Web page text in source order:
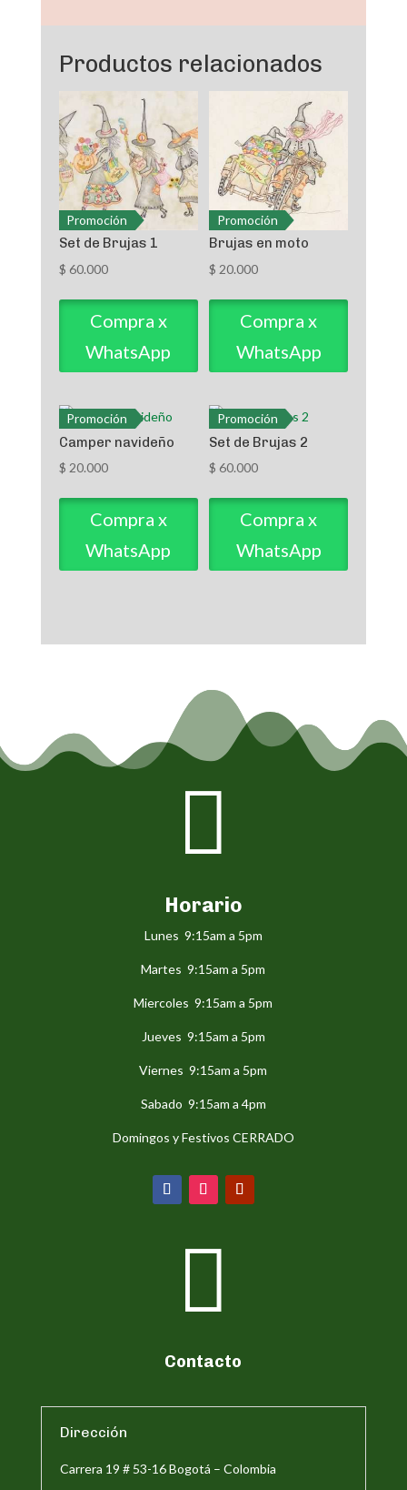
Productos relacionados
Promoción
Set de Brujas 1
$ 60.000
Compra x
WhatsApp
Promoción
Brujas en moto
$ 20.000
Compra x
WhatsApp
Promoción
Camper navideño
$ 20.000
Compra x
WhatsApp
Promoción
Set de Brujas 2
$ 60.000
Compra x
WhatsApp

Horario
Lunes 9:15am a 5pm
Martes 9:15am a 5pm
Miercoles 9:15am a 5pm
Jueves 9:15am a 5pm
Viernes 9:15am a 5pm
Sabado 9:15am a 4pm
Domingos y Festivos CERRADO

Contacto
Dirección
Carrera 19 # 53-16 Bogotá – Colombia